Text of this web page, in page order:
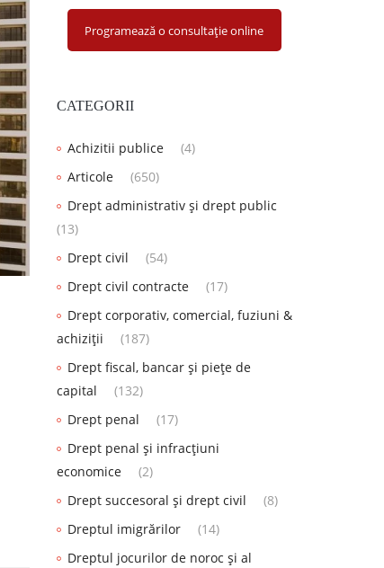
Programează o consultație online
CATEGORII
Achizitii publice
(4)
Articole
(650)
Drept administrativ și drept public
(13)
Drept civil
(54)
Drept civil contracte
(17)
Drept corporativ, comercial, fuziuni &
achiziții
(187)
Drept fiscal, bancar și piețe de
capital
(132)
Drept penal
(17)
Drept penal și infracțiuni
economice
(2)
Drept succesoral și drept civil
(8)
Dreptul imigrărilor
(14)
Dreptul jocurilor de noroc și al